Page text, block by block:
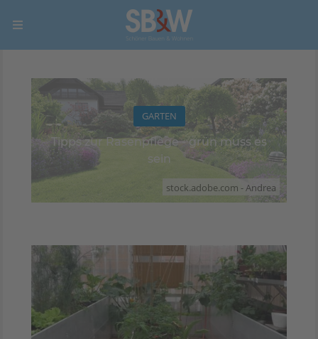
stock.adobe.com - Andrea
GARTEN
Tipps zur Rasenpflege - grün muss es
sein